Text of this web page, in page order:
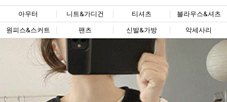
아우터 니트&가디건 티셔츠 블라우스&셔츠
원피스&스커트 팬츠 신발&가방 악세사리